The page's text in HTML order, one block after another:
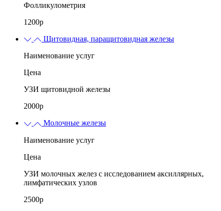
Фолликулометрия
1200р
Щитовидная, паращитовидная железы
Наименование услуг
Цена
УЗИ щитовидной железы
2000р
Молочные железы
Наименование услуг
Цена
УЗИ молочных желез с исследованием аксиллярных,
лимфатических узлов
2500р